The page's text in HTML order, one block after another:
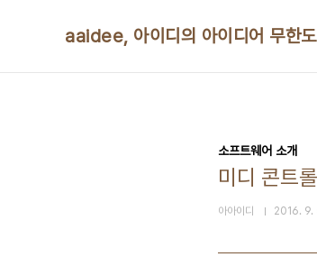
aaidee, 아이디의 아이디어 무한
소프트웨어 소개
미디 콘트
아아이디 2016. 9.